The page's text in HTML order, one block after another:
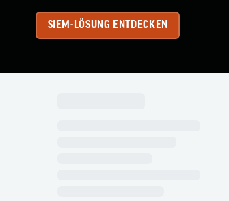
SIEM-LÖSUNG ENTDECKEN